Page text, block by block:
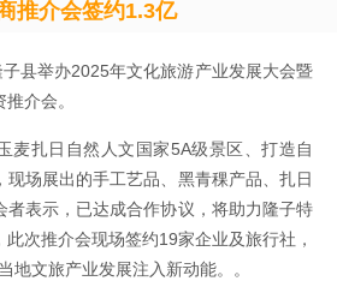
推介会签约1.3亿
县举办2025年文化旅游产业发展大会暨
介会。
麦扎日自然人文国家5A级景区、打造自
场展出的手工艺品、黑青稞产品、扎日
者表示，已达成合作协议，将助力隆子特
次推介会现场签约19家企业及旅行社，
地文旅产业发展注入新动能。。